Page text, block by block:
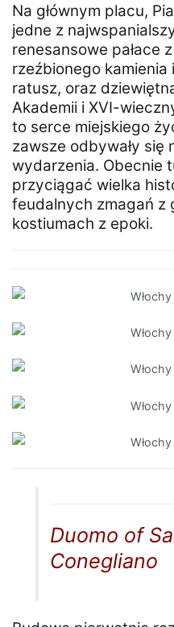
Na głównym placu,
jedne z
renesansowe pałace
rzeźbionego
ratusz, oraz
Akademii i XVI-
to serce miejskiego
zawsze odbywały się
wydarzenia. Obecnie
przyciągać wielka
feudalnych zmagań z
kostiumach z epoki.
Duomo of
Conegliano